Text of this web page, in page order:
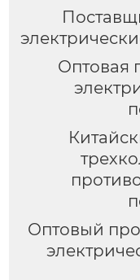
Оптовая
Оптовый